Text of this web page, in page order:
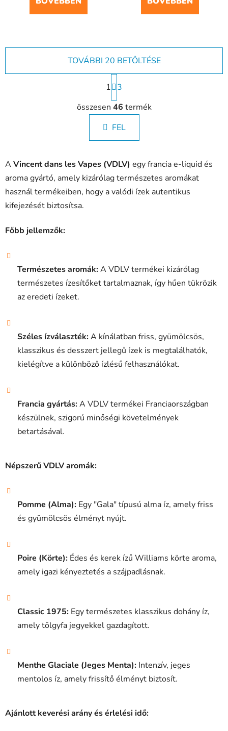
L
i
s
t
a
r
á
n
y
l
e
m
TOVÁBBI 20 BETÖLTÉSE
L
a
p
o
z
á
1
3
összesen 46 termék
FEL
A Vincent dans les Vapes (VDLV) egy francia e-liquid és
aroma gyártó, amely kizárólag természetes aromákat
használ termékeiben, hogy a valódi ízek autentikus
kifejezését biztosítsa.
Főbb jellemzők:
Természetes aromák:A VDLV termékei kizárólag
természetes ízesítőket tartalmaznak, így hűen tükrözik
az eredeti ízeket.
Széles ízválaszték:A kínálatban friss, gyümölcsös,
klasszikus és desszert jellegű ízek is megtalálhatók,
kielégítve a különböző ízlésű felhasználókat.
Francia gyártás:A VDLV termékei Franciaországban
készülnek, szigorú minőségi követelmények
betartásával.
Népszerű VDLV aromák:
Pomme (Alma): Egy "Gala" típusú alma íz, amely friss
és gyümölcsös élményt nyújt.
Poire (Körte): Édes és kerek ízű Williams körte aroma,
amely igazi kényeztetés a szájpadlásnak.
Classic 1975: Egy természetes klasszikus dohány íz,
amely tölgyfa jegyekkel gazdagított.
Menthe Glaciale (Jeges Menta): Intenzív, jeges
mentolos íz, amely frissítő élményt biztosít.
Ajánlott keverési arány és érlelési idő: